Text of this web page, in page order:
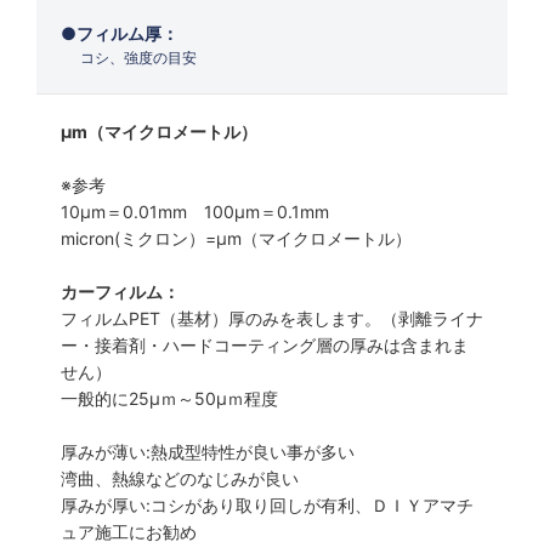
フィルム厚：
コシ、強度の目安
μm（マイクロメートル）
※参考
10μm＝0.01mm 100μm＝0.1mm
micron(ミクロン）=µm（マイクロメートル）
カーフィルム：
フィルムPET（基材）厚のみを表します。（剥離ライナ
ー・接着剤・ハードコーティング層の厚みは含まれま
せん）
一般的に25µｍ～50µｍ程度
厚みが薄い:熱成型特性が良い事が多い
湾曲、熱線などのなじみが良い
厚みが厚い:コシがあり取り回しが有利、ＤＩＹアマチ
ュア施工にお勧め